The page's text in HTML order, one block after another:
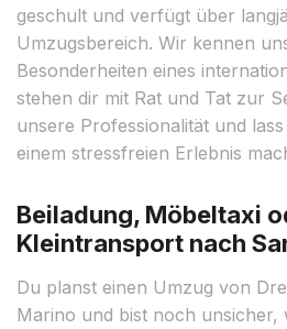
geschult und verfügt über
Umzugsbereich. Wir kennen
Besonderheiten eines
stehen dir mit Rat und Tat zur
unsere Professionalität und
einem stressfreien Erlebnis
Beiladung, Möbeltaxi
Kleintransport nach
Du planst einen Umzug von
Marino und bist noch unsicher,